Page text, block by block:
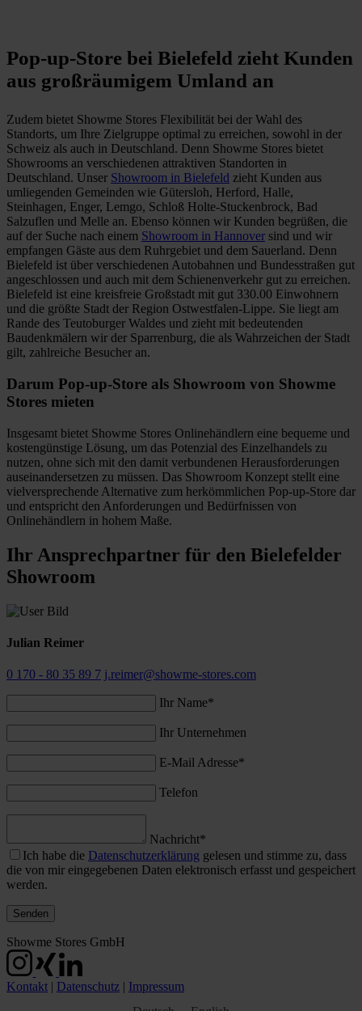
Pop-up-Store bei Bielefeld zieht Kunden
aus großräumigem Umland an
Zudem bietet Showme Stores Flexibilität bei der Wahl des
Standorts, um Ihre Zielgruppe optimal zu erreichen, sowohl in der
Schweiz als auch in Deutschland. Denn Showme Stores bietet
Showrooms an verschiedenen attraktiven Standorten in
Deutschland. Unser Showroom in Bielefeld zieht Kunden aus
umliegenden Gemeinden wie Gütersloh, Herford, Halle,
Steinhagen, Enger, Lemgo, Schloß Holte-Stuckenbrock, Bad
Salzuflen und Melle an. Ebenso können wir Kunden begrüßen, die
auf der Suche nach einem Showroom in Hannover sind und wir
empfangen Gäste aus dem Ruhrgebiet und dem Sauerland. Denn
Bielefeld ist über verschiedenen Autobahnen und Bundesstraßen gut
angeschlossen und auch mit dem Schienenverkehr gut zu erreichen.
Bielefeld ist eine kreisfreie Großstadt mit gut 330.00 Einwohnern
und die größte Stadt der Region Ostwestfalen-Lippe. Sie liegt am
Rande des Teutoburger Waldes und zieht mit bedeutenden
Baudenkmälern wir der Sparrenburg, die als Wahrzeichen der Stadt
gilt, zahlreiche Besucher an.
Darum Pop-up-Store als Showroom von Showme
Stores mieten
Insgesamt bietet Showme Stores Onlinehändlern eine bequeme und
kostengünstige Lösung, um das Potenzial des Einzelhandels zu
nutzen, ohne sich mit den damit verbundenen Herausforderungen
auseinandersetzen zu müssen. Das Showroom Konzept stellt eine
vielversprechende Alternative zum herkömmlichen Pop-up-Store dar
und entspricht den Anforderungen und Bedürfnissen von
Onlinehändlern in hohem Maße.
Ihr Ansprechpart­ner für den Bielefelder
Showroom
Julian Reimer
0 170 - 80 35 89 7 j.reimer@showme-stores.com
Ihr Name*
Ihr Unternehmen
E-Mail Adresse*
Telefon
Nachricht*
Ich habe die Datenschutzerklärung gelesen und stimme zu, dass
die von mir eingegebenen Daten elektronisch erfasst und gespeichert
werden.
Showme Stores GmbH
Kontakt | Datenschutz | Impressum